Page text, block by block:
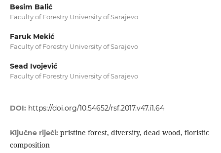
Besim Balić
Faculty of Forestry University of Sarajevo
Faruk Mekić
Faculty of Forestry University of Sarajevo
Sead Ivojević
Faculty of Forestry University of Sarajevo
DOI: https://doi.org/10.54652/rsf.2017.v47.i1.64
Ključne riječi: pristine forest, diversity, dead wood, floristic
composition